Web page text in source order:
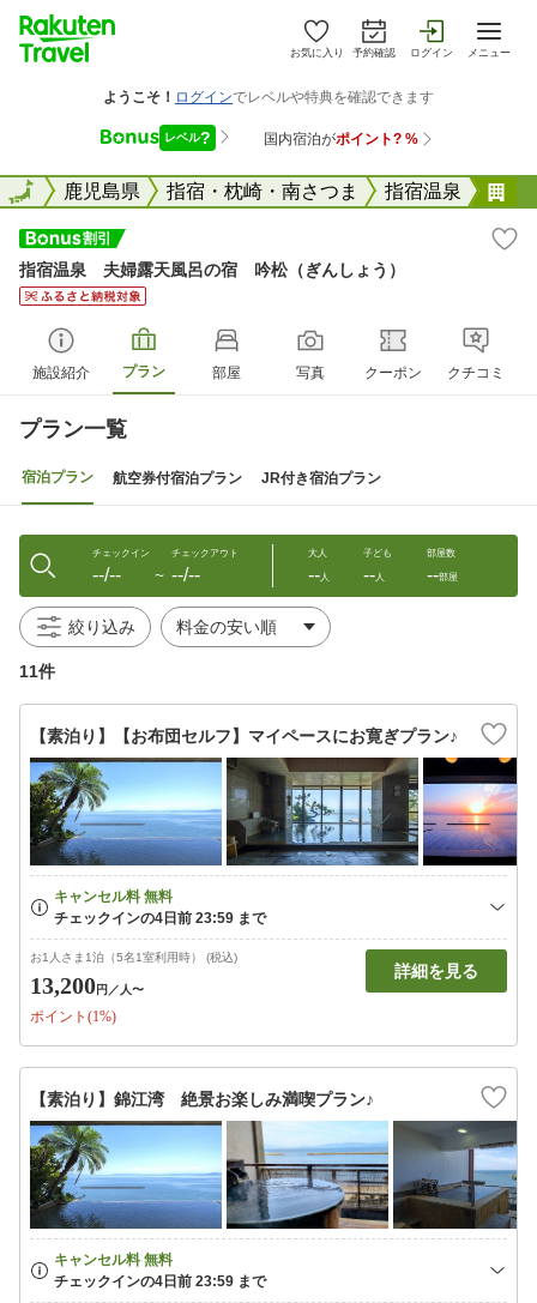
お気に入り 予約確認 ログイン メニュー
全国鹿児島県 指宿・枕崎・南さつま 指宿温泉
全国
指宿温泉 夫婦露天風呂の宿 吟松（ぎんしょう）
施設紹介 プラン 部屋 写真 クーポン クチコミ
プラン一覧
宿泊プラン 航空券付宿泊プラン JR付き宿泊プラン
チェックイン
--/-- 〜
チェックアウト
--/--
大人
--人
子ども
--人
部屋数
--部屋
絞り込み
11件
【素泊り】【お布団セルフ】マイペースにお寛ぎプラン♪
お1人さま1泊（5名1室利用時） (税込)
13,200円 ／人〜
ポイント(1%)
詳細を見る
【素泊り】錦江湾 絶景お楽しみ満喫プラン♪